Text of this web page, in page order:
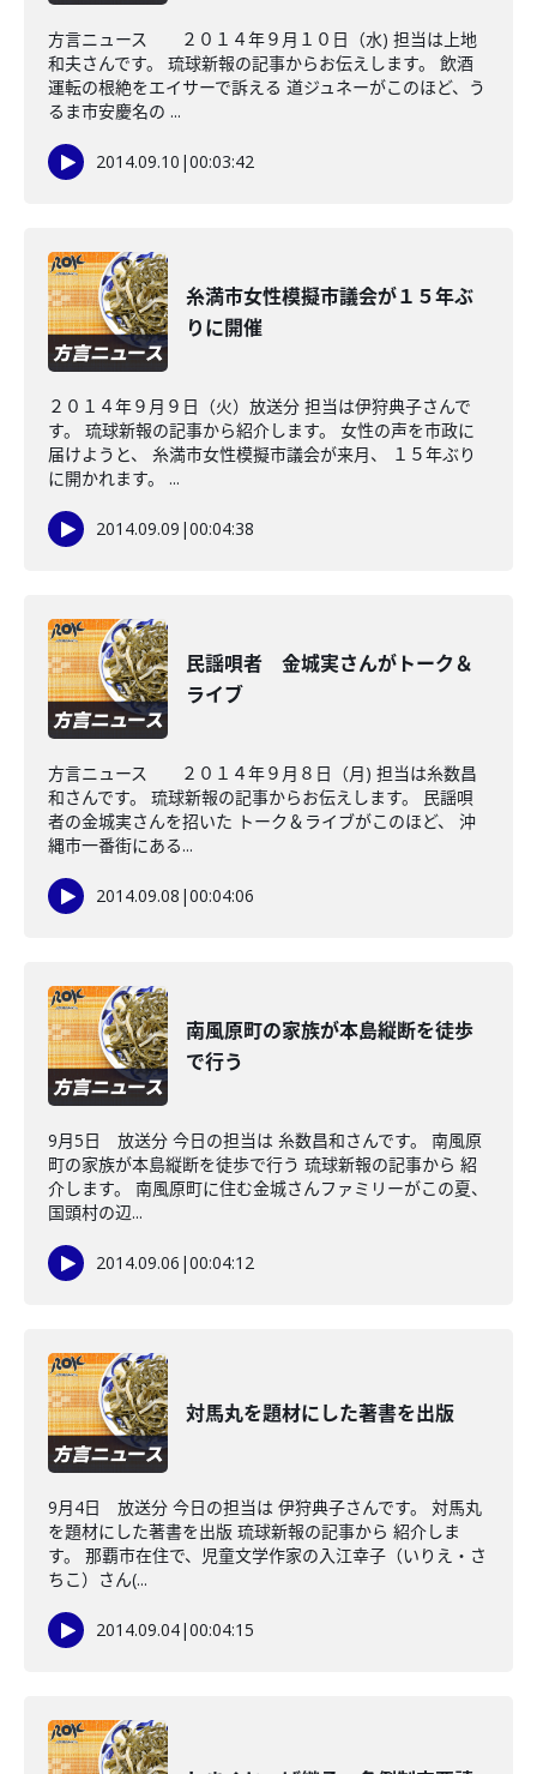
方言ニュース ２０１４年９月１０日（水) 担当は上地
和夫さんです。 琉球新報の記事からお伝えします。 飲酒
運転の根絶をエイサーで訴える 道ジュネーがこのほど、う
るま市安慶名の ...
2014.09.10 |00:03:42
糸満市女性模擬市議会が１５年ぶ
りに開催
２０１４年９月９日（火）放送分 担当は伊狩典子さんで
す。 琉球新報の記事から紹介します。 女性の声を市政に
届けようと、 糸満市女性模擬市議会が来月、 １５年ぶり
に開かれます。 ...
2014.09.09 |00:04:38
民謡唄者 金城実さんがトーク＆
ライブ
方言ニュース ２０１４年９月８日（月) 担当は糸数昌
和さんです。 琉球新報の記事からお伝えします。 民謡唄
者の金城実さんを招いた トーク＆ライブがこのほど、 沖
縄市一番街にある...
2014.09.08 |00:04:06
南風原町の家族が本島縦断を徒歩
で行う
9月5日 放送分 今日の担当は 糸数昌和さんです。 南風原
町の家族が本島縦断を徒歩で行う 琉球新報の記事から 紹
介します。 南風原町に住む金城さんファミリーがこの夏、
国頭村の辺...
2014.09.06 |00:04:12
対馬丸を題材にした著書を出版
9月4日 放送分 今日の担当は 伊狩典子さんです。 対馬丸
を題材にした著書を出版 琉球新報の記事から 紹介しま
す。 那覇市在住で、児童文学作家の入江幸子（いりえ・さ
ちこ）さん(...
2014.09.04|00:04:15